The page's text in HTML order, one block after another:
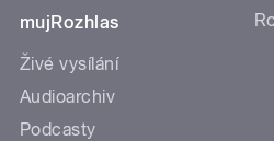
mujRozhlas
Živé vysílání
Audioarchiv
Podcasty